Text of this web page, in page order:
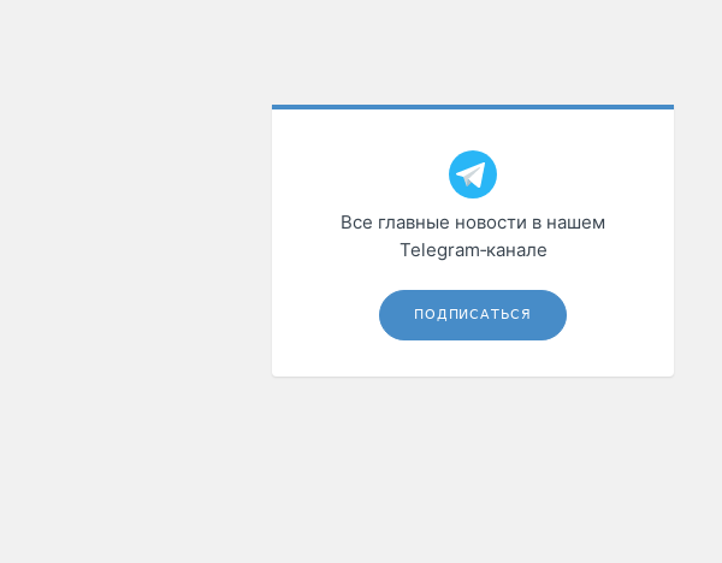
Все главные новости в нашем
Telegram‑канале
ПОДПИСАТЬСЯ